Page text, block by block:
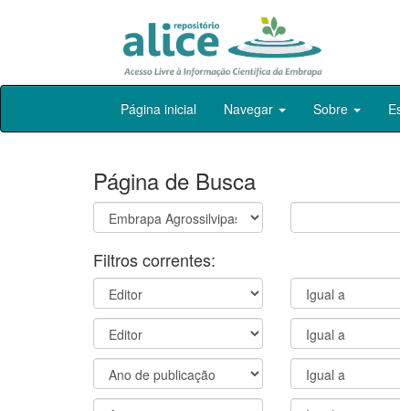
Skip
Página inicial Navegar Sobre
Página de Busca
Filtros correntes: